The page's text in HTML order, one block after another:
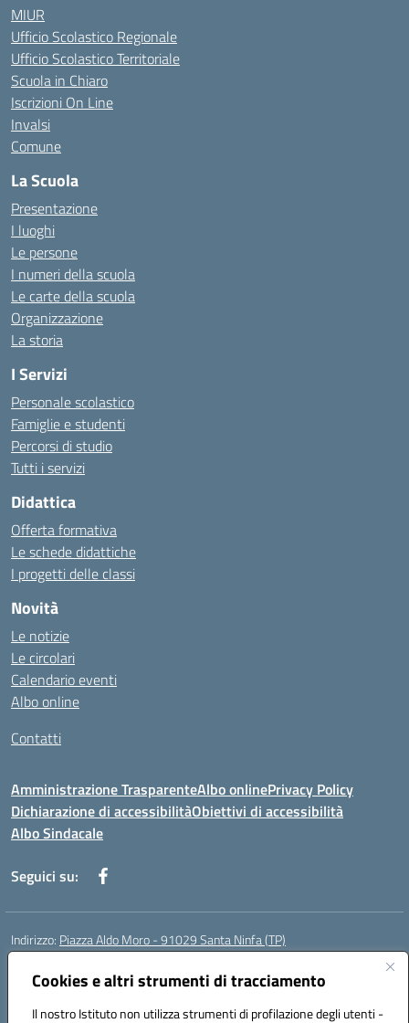
Cookies e altri strumenti di tracciamento
Il nostro Istituto non utilizza strumenti di profilazione degli utenti -
MIUR
Ufficio Scolastico Regionale
Ufficio Scolastico Territoriale
Scuola in Chiaro
Iscrizioni On Line
Invalsi
Comune
La Scuola
Presentazione
I luoghi
Le persone
I numeri della scuola
Le carte della scuola
Organizzazione
La storia
I Servizi
Personale scolastico
Famiglie e studenti
Percorsi di studio
Tutti i servizi
Didattica
Offerta formativa
Le schede didattiche
I progetti delle classi
Novità
Le notizie
Le circolari
Calendario eventi
Albo online
Contatti
Amministrazione TrasparenteAlbo onlinePrivacy Policy
Dichiarazione di accessibilitàObiettivi di accessibilità
Albo Sindacale
Seguici su:
Indirizzo: Piazza Aldo Moro - 91029 Santa Ninfa (TP)
Centralino:
Posta elettronica certificata (PEC):tpic807004@pec.istruzione.it
Codice fiscale: 81002070811